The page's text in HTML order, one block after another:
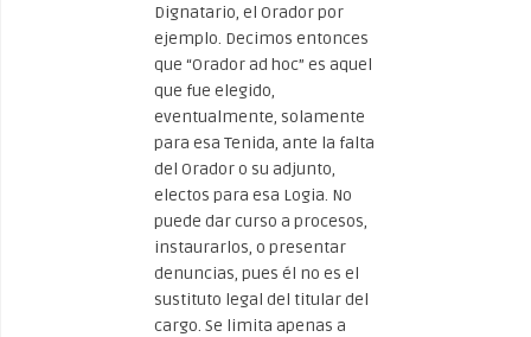
Dignatario, el Orador por
ejemplo. Decimos entonces
que “Orador ad hoc” es aquel
que fue elegido,
eventualmente, solamente
para esa Tenida, ante la falta
del Orador o su adjunto,
electos para esa Logia. No
puede dar curso a procesos,
instaurarlos, o presentar
denuncias, pues él no es el
sustituto legal del titular del
cargo. Se limita apenas a